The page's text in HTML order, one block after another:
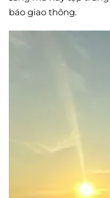
báo giao thông.